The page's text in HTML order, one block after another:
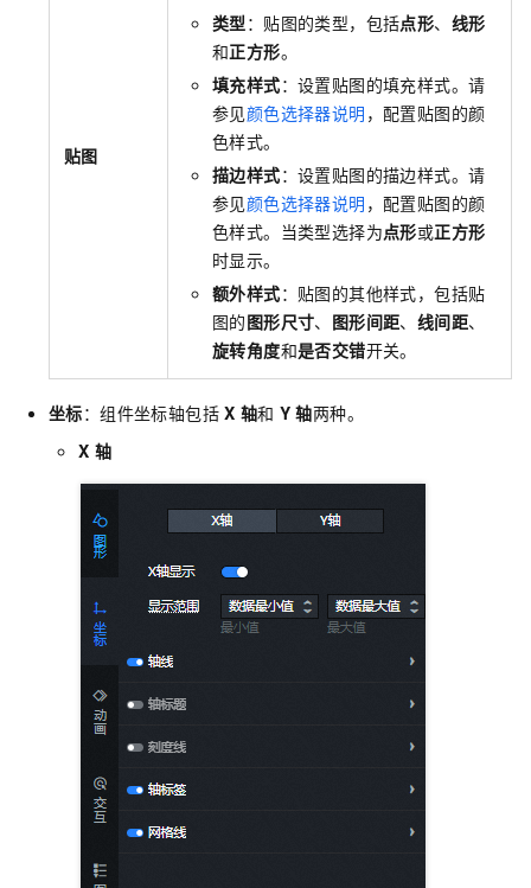
贴图
类型：贴图的类型，包括点形、 线形
和正方形。
填充样式：设置贴图的填充样式。请
参见颜色选择器说明 ，配置贴图的颜
色样式。
描边样式：设置贴图的描边样式。请
参见颜色选择器说明 ，配置贴图的颜
色样式。当类型选择为点形或正方形
时显示。
额外样式：贴图的其他样式，包括贴
图的图形尺寸、 图形间距、 线间距、
旋转角度和是否交错开关。
坐标：组件坐标轴包括 X 轴和 Y 轴两种。
X 轴